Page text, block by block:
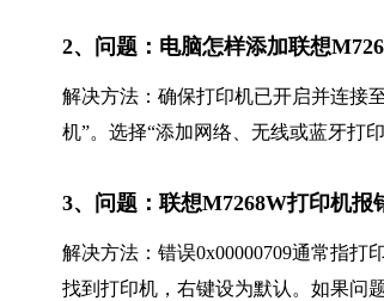
2、问题：电脑怎样添加联想
解决方法：确保打印机已开启并连接
机”。选择“添加网络、无线或蓝牙打
3、问题：联想M7268W打印机报
解决方法：错误0x00000709通常指打
找到打印机，右键设为默认。如果问